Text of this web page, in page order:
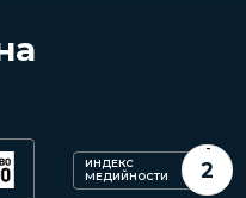
ИНДЕКС
МЕДИЙНОСТИ
2